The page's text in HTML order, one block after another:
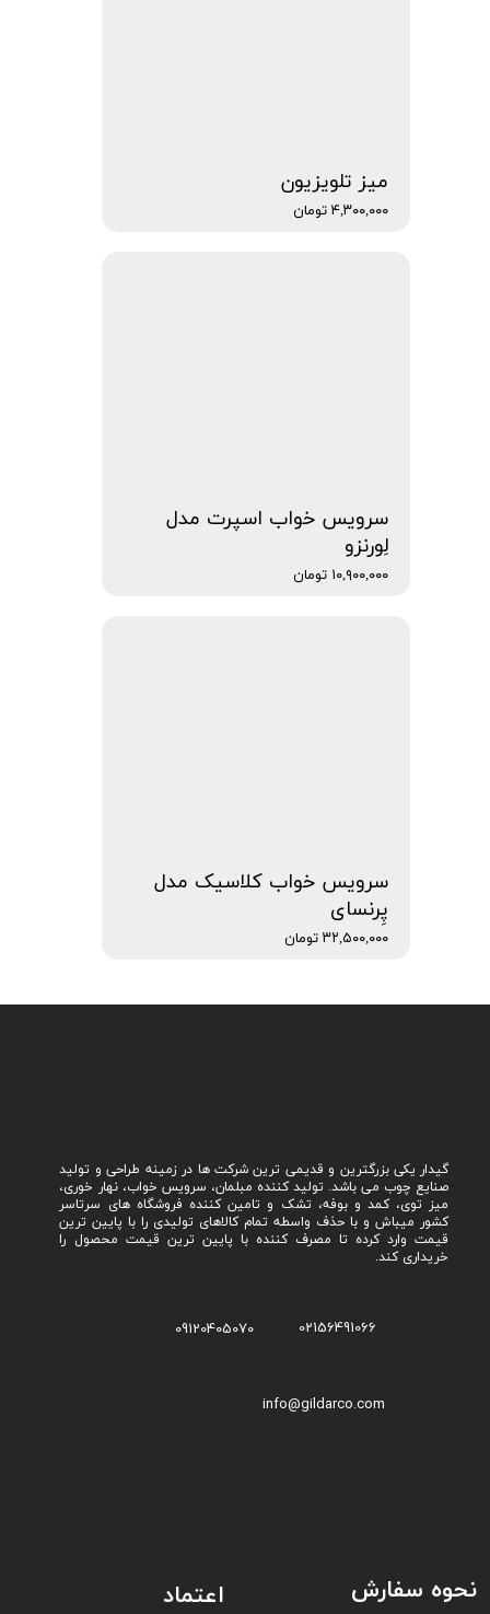
میز تلویزیون
۴,۳۰۰,۰۰۰ تومان
سرویس خواب اسپرت مدل
لِورنزو
۱۰,۹۰۰,۰۰۰ تومان
سرویس خواب کلاسیک مدل
پِرنسای
۳۲,۵۰۰,۰۰۰ تومان
گیدار یکی بزرگترین و قدیمی ترین شرکت ها در زمینه طراحی و تولید
صنایع چوب می باشد. تولید کننده مبلمان، سرویس خواب، نهار خوری،
میز توی، کمد و بوفه، تشک و تامین کننده فروشگاه های سرتاسر
کشور میباش و با حذف واسطه تمام کالاهای تولیدی را با پایین ترین
قیمت وارد کرده تا مصرف کننده با پایین ترین قیمت محصول را
خریداری کند.
02156491066
09120405070
info@gildarco.com
نحوه سفارش اعتماد